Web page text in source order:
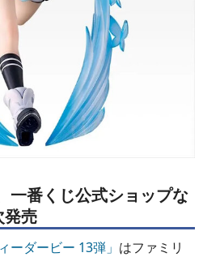
番くじ公式ショップな
発売
ーダービー 13弾」 はファミリ